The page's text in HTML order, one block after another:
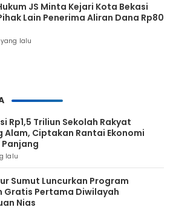
JS Minta Kejari Kota Bekasi
Lain Penerima Aliran Dana Rp80
lalu
Rp1,5 Triliun Sekolah Rakyat
Alam, Ciptakan Rantai Ekonomi
lalu
Sumut Luncurkan Program
Gratis Pertama Diwilayah
Nias